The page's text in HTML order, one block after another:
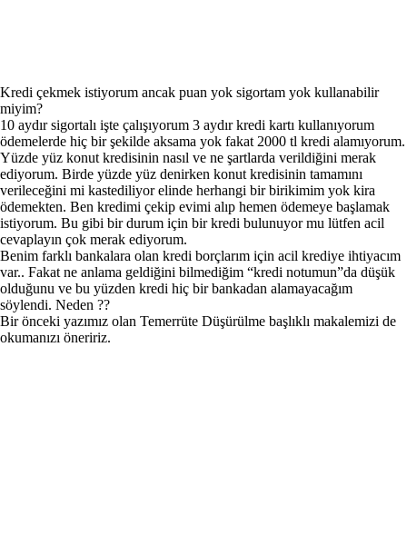
Kredi çekmek istiyorum ancak puan yok sigortam yok kullanabilir
miyim?
10 aydır sigortalı işte çalışıyorum 3 aydır kredi kartı kullanıyorum
ödemelerde hiç bir şekilde aksama yok fakat 2000 tl kredi alamıyorum.
Yüzde yüz konut kredisinin nasıl ve ne şartlarda verildiğini merak
ediyorum. Birde yüzde yüz denirken konut kredisinin tamamını
verileceğini mi kastediliyor elinde herhangi bir birikimim yok kira
ödemekten. Ben kredimi çekip evimi alıp hemen ödemeye başlamak
istiyorum. Bu gibi bir durum için bir kredi bulunuyor mu lütfen acil
cevaplayın çok merak ediyorum.
Benim farklı bankalara olan kredi borçlarım için acil krediye ihtiyacım
var.. Fakat ne anlama geldiğini bilmediğim “kredi notumun”da düşük
olduğunu ve bu yüzden kredi hiç bir bankadan alamayacağım
söylendi. Neden ??
Bir önceki yazımız olan Temerrüte Düşürülme başlıklı makalemizi de
okumanızı öneririz.